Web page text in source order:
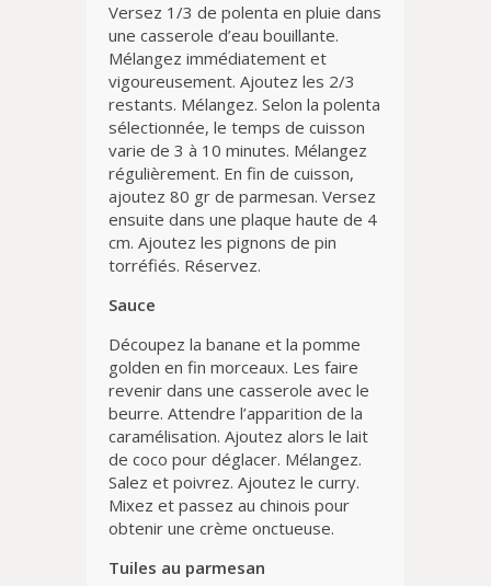
Versez 1/3 de polenta en pluie dans
une casserole d’eau bouillante.
Mélangez immédiatement et
vigoureusement. Ajoutez les 2/3
restants. Mélangez. Selon la polenta
sélectionnée, le temps de cuisson
varie de 3 à 10 minutes. Mélangez
régulièrement. En fin de cuisson,
ajoutez 80 gr de parmesan. Versez
ensuite dans une plaque haute de 4
cm. Ajoutez les pignons de pin
torréfiés. Réservez.
Sauce
Découpez la banane et la pomme
golden en fin morceaux. Les faire
revenir dans une casserole avec le
beurre. Attendre l’apparition de la
caramélisation. Ajoutez alors le lait
de coco pour déglacer. Mélangez.
Salez et poivrez. Ajoutez le curry.
Mixez et passez au chinois pour
obtenir une crème onctueuse.
Tuiles au parmesan